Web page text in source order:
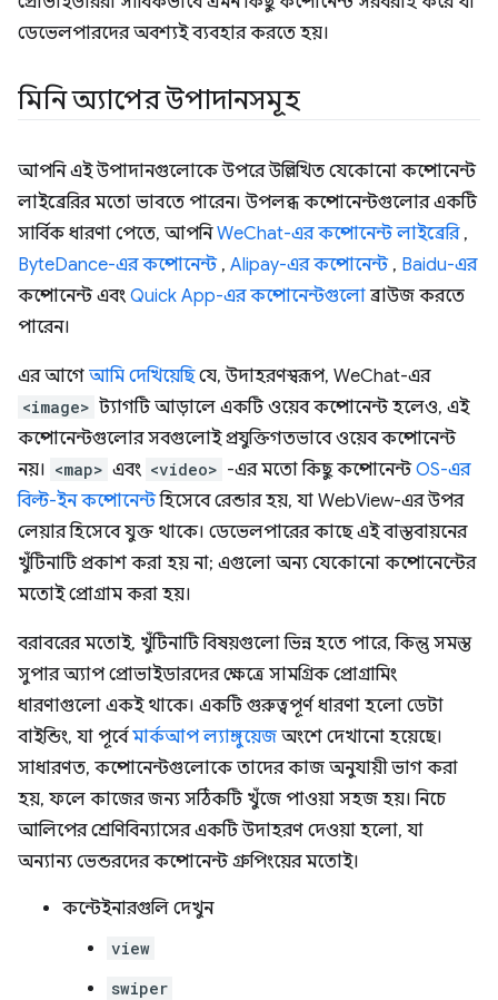
ডেভেলপারদের অবশ্যই ব্যবহার করতে হয়।
মিনি অ্যাপের উপাদানসমূহ
আপনি এই উপাদানগুলোকে উপরে উল্লিখিত যেকোনো কম্পোনেন্ট
লাইব্রেরির মতো ভাবতে পারেন। উপলব্ধ কম্পোনেন্টগুলোর একটি
সার্বিক ধারণা পেতে, আপনিWeChat-এর কম্পোনেন্ট লাইব্রেরি,
ByteDance-এর কম্পোনেন্ট, Alipay-এর কম্পোনেন্ট, Baidu-এর
কম্পোনেন্ট এবং Quick App-এর কম্পোনেন্টগুলো ব্রাউজ করতে
পারেন।
এর আগে আমি দেখিয়েছিযে, উদাহরণস্বরূপ, WeChat-এর
<image> ট্যাগটি আড়ালে একটি ওয়েব কম্পোনেন্ট হলেও, এই
কম্পোনেন্টগুলোর সবগুলোই প্রযুক্তিগতভাবে ওয়েব কম্পোনেন্ট
নয়। <map> এবং <video> -এর মতো কিছু কম্পোনেন্টOS-এর
বিল্ট-ইন কম্পোনেন্টহিসেবে রেন্ডার হয়, যা WebView-এর উপর
লেয়ার হিসেবে যুক্ত থাকে। ডেভেলপারের কাছে এই বাস্তবায়নের
খুঁটিনাটি প্রকাশ করা হয় না; এগুলো অন্য যেকোনো কম্পোনেন্টের
মতোই প্রোগ্রাম করা হয়।
বরাবরের মতোই, খুঁটিনাটি বিষয়গুলো ভিন্ন হতে পারে, কিন্তু সমস্ত
সুপার অ্যাপ প্রোভাইডারদের ক্ষেত্রে সামগ্রিক প্রোগ্রামিং
ধারণাগুলো একই থাকে। একটি গুরুত্বপূর্ণ ধারণা হলো ডেটা
বাইন্ডিং, যা পূর্বেমার্কআপ ল্যাঙ্গুয়েজ অংশে দেখানো হয়েছে।
সাধারণত, কম্পোনেন্টগুলোকে তাদের কাজ অনুযায়ী ভাগ করা
হয়, ফলে কাজের জন্য সঠিকটি খুঁজে পাওয়া সহজ হয়। নিচে
আলিপের শ্রেণিবিন্যাসের একটি উদাহরণ দেওয়া হলো, যা
অন্যান্য ভেন্ডরদের কম্পোনেন্ট গ্রুপিংয়ের মতোই।
কন্টেইনারগুলি দেখুন
view
swiper